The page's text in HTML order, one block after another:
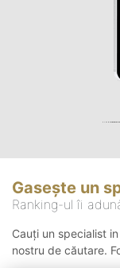
Gasește un
Ranking-ul îi
Cauți un specialist
nostru de căutare.